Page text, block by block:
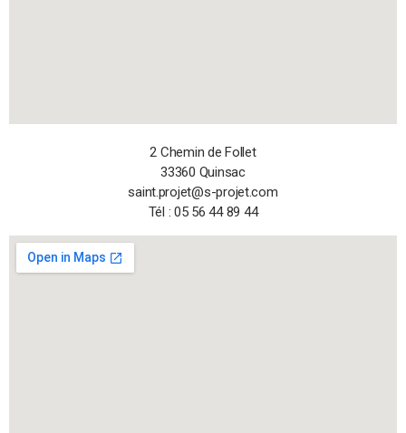
2 Chemin de Follet
33360 Quinsac
saint.projet@s-projet.com
Tél : 05 56 44 89 44